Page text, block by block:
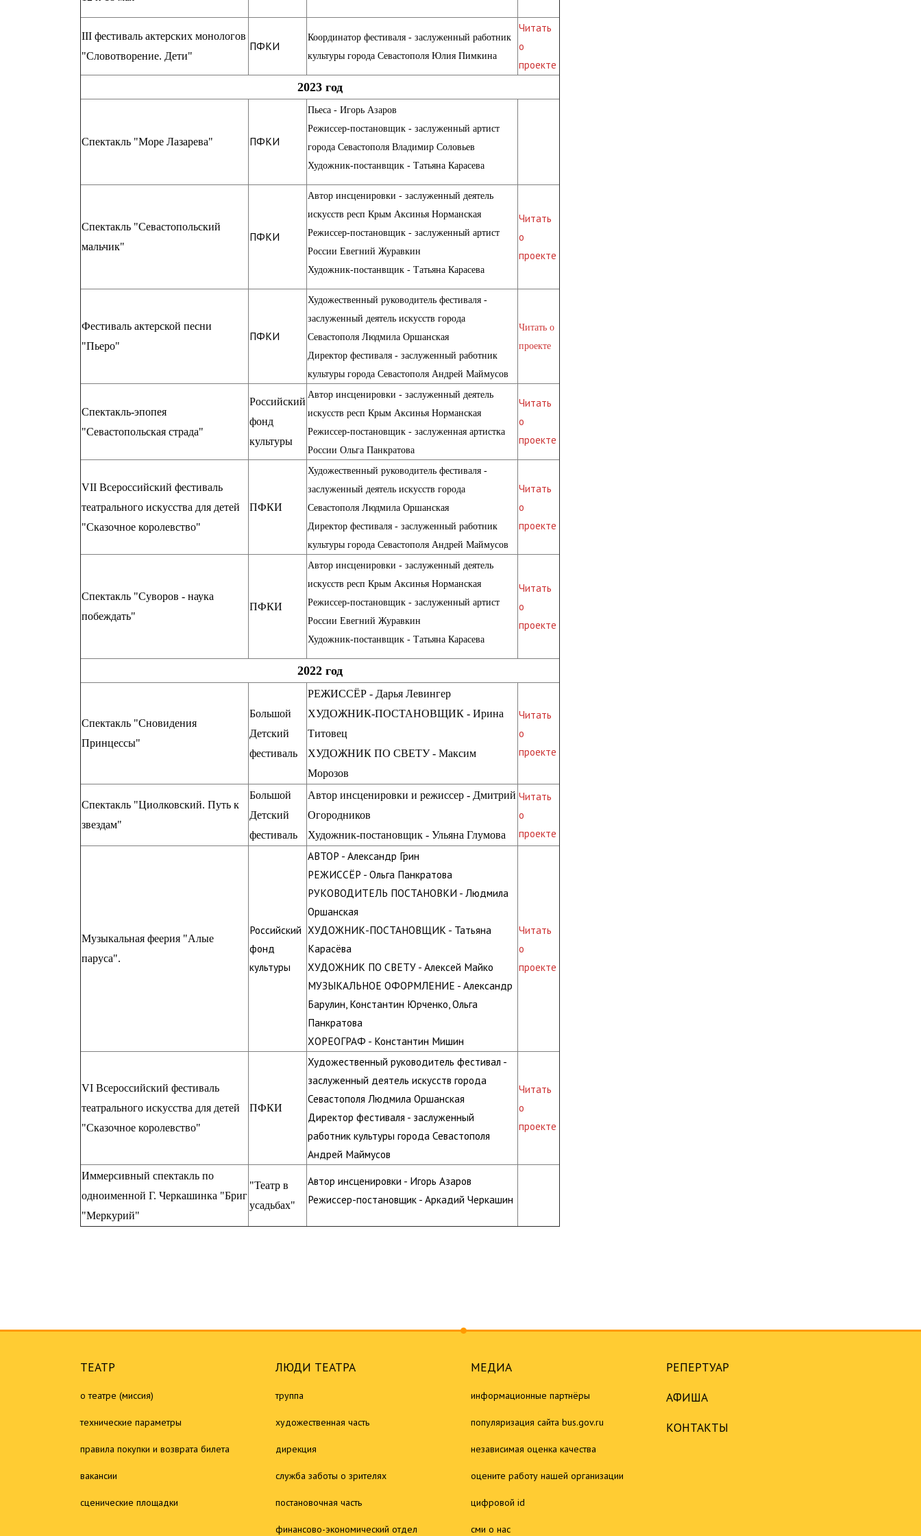
III фестиваль актерских монологов
"Словотворение. Дети"
ПФКИ
Координатор фестиваля - заслуженный работник
культуры города Севастополя Юлия Пимкина
Читать
о
проекте
2023 год
Спектакль "Море Лазарева" ПФКИ
Пьеса - Игорь Азаров
Режиссер-постановщик - заслуженный артист
города Севастополя Владимир Соловьев
Художник-постанвщик - Татьяна Карасева
Спектакль "Севастопольский
мальчик"
ПФКИ
Автор инсценировки - заслуженный деятель
искусств респ Крым Аксинья Норманская
Режиссер-постановщик - заслуженный артист
России Евегний Журавкин
Художник-постанвщик - Татьяна Карасева
Читать
о
проекте
Фестиваль актерской песни
"Пьеро"
ПФКИ
Художественный руководитель фестиваля -
заслуженный деятель искусств города
Севастополя Людмила Оршанская
Директор фестиваля - заслуженный работник
культуры города Севастополя Андрей Маймусов
Читать о
проекте
Спектакль-эпопея
"Севастопольская страда"
Российский
фонд
культуры
Автор инсценировки - заслуженный деятель
искусств респ Крым Аксинья Норманская
Режиссер-постановщик - заслуженная артистка
России Ольга Панкратова
Читать
о
проекте
VII Всероссийский фестиваль
театрального искусства для детей
"Сказочное королевство"
ПФКИ
Художественный руководитель фестиваля -
заслуженный деятель искусств города
Севастополя Людмила Оршанская
Директор фестиваля - заслуженный работник
культуры города Севастополя Андрей Маймусов
Читать
о
проекте
Спектакль "Суворов - наука
побеждать"
ПФКИ
Автор инсценировки - заслуженный деятель
искусств респ Крым Аксинья Норманская
Режиссер-постановщик - заслуженный артист
России Евегний Журавкин
Художник-постанвщик - Татьяна Карасева
Читать
о
проекте
2022 год
Спектакль "Сновидения
Принцессы"
Большой
Детский
фестиваль
РЕЖИССЁР - Дарья Левингер
ХУДОЖНИК-ПОСТАНОВЩИК - Ирина
Титовец
ХУДОЖНИК ПО СВЕТУ - Максим
Морозов
Читать
о
проекте
Спектакль "Циолковский. Путь к
звездам"
Большой
Детский
фестиваль
Автор инсценировки и режиссер - Дмитрий
Огородников
Художник-постановщик - Ульяна Глумова
Читать
о
проекте
Музыкальная феерия "Алые
паруса".
Российский
фонд
культуры
АВТОР - Александр Грин
РЕЖИССЁР - Ольга Панкратова
РУКОВОДИТЕЛЬ ПОСТАНОВКИ - Людмила
Оршанская
ХУДОЖНИК-ПОСТАНОВЩИК - Татьяна
Карасёва
ХУДОЖНИК ПО СВЕТУ - Алексей Майко
МУЗЫКАЛЬНОЕ ОФОРМЛЕНИЕ - Александр
Барулин, Константин Юрченко, Ольга
Панкратова
ХОРЕОГРАФ - Константин Мишин
Читать
о
проекте
VI Всероссийский фестиваль
театрального искусства для детей
"Сказочное королевство"
ПФКИ
Художественный руководитель фестивал -
заслуженный деятель искусств города
Севастополя Людмила Оршанская
Директор фестиваля - заслуженный
работник культуры города Севастополя
Андрей Маймусов
Читать
о
проекте
Иммерсивный спектакль по
одноименной Г. Черкашинка "Бриг
"Меркурий"
"Театр в
усадьбах"
Автор инсценировки - Игорь Азаров
Режиссер-постановщик - Аркадий Черкашин
ТЕАТР
о театре (миссия)
технические параметры
правила покупки и возврата билета
вакансии
сценические площадки
ЛЮДИ ТЕАТРА
труппа
художественная часть
дирекция
служба заботы о зрителях
постановочная часть
финансово-экономический отдел
МЕДИА
информационные партнёры
популяризация сайта bus.gov.ru
независимая оценка качества
оцените работу нашей организации
цифровой id
сми о нас
РЕПЕРТУАР
АФИША
КОНТАКТЫ